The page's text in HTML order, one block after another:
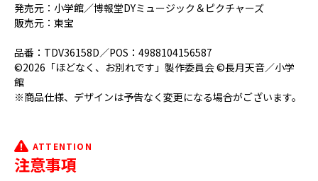
発売元：小学館／博報堂DYミュージック＆ピクチャーズ
販売元：東宝
品番：TDV36158D／POS：4988104156587
©2026「ほどなく、お別れです」製作委員会 ©長月天音／小学
館
※商品仕様、デザインは予告なく変更になる場合がございます。
ATTENTION
注意事項